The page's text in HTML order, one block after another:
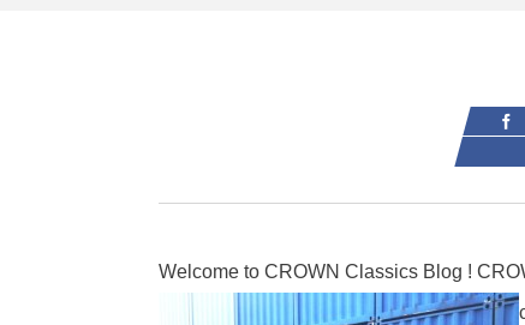
Welcome to CROWN Classics Blog !